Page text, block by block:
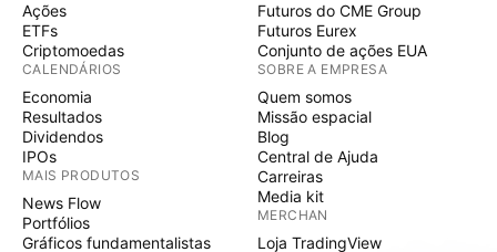
Ações
ETFs
Criptomoedas
CALENDÁRIOS
Economia
Resultados
Dividendos
IPOs
MAIS PRODUTOS
News Flow
Portfólios
Gráficos fundamentalistas
Futuros do CME Group
Futuros Eurex
Conjunto de ações EUA
SOBRE A EMPRESA
Quem somos
Missão espacial
Blog
Central de Ajuda
Carreiras
Media kit
MERCHAN
Loja TradingView